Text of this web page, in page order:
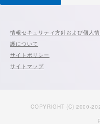
情報セキュリティ方針および個人
護について
サイトポリシー
サイトマップ
COPYRIGHT (C) 2000-